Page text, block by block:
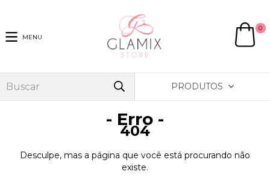
MENU
0
PRODUTOS
- Erro -
404
Desculpe, mas a página que você está procurando não
existe.